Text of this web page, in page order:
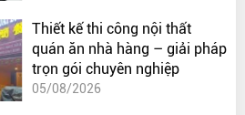
Thiết kế thi công nội thất
quán ăn nhà hàng – giải pháp
trọn gói chuyên nghiệp
05/08/2026